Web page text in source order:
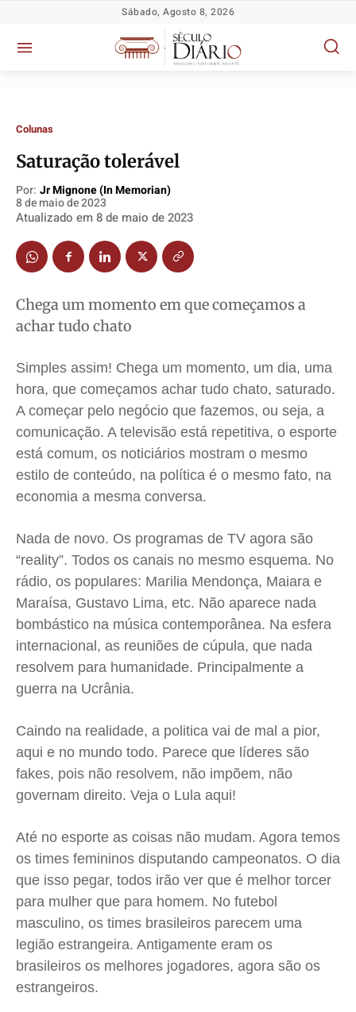
Política
Socioeconômicas
Justiça
Segurança
Meio Ambiente
Direitos
Economia
Cultura
Colunas
Gustavo Bastos
Jr Mignone (in memorian)
Wanda Sily
Publicidade Legal
Anuncie
Expediente
Contato
Anuncie
Privacidade
Política
Socioeconômicas
Justiça
Segurança
Meio Ambiente
Direitos
Economia
Cultura
Colunas
Gustavo Bastos
Jr Mignone (in memorian)
Wanda Sily
Publicidade Legal
Anuncie
Expediente
Contato
Anuncie
Privacidade
Política
Socioeconômicas
Justiça
Segurança
Meio Ambiente
Direitos
Economia
Cultura
Colunas
Gustavo Bastos
Jr Mignone (in memorian)
Wanda Sily
Publicidade Legal
Anuncie
Expediente
Contato
Anuncie
Privacidade
Política
Socioeconômicas
Justiça
Segurança
Meio Ambiente
Direitos
Economia
Cultura
Colunas
Gustavo Bastos
Jr Mignone (in memorian)
Wanda Sily
Publicidade Legal
Anuncie
Expediente
Contato
Anuncie
Privacidade
Sábado, Agosto 8, 2026
Colunas
Saturação tolerável
Por: Jr Mignone (in Memorian)
8 de maio de 2023
Atualizado em 8 de maio de 2023
Chega um momento em que começamos a
achar tudo chato
Simples assim! Chega um momento, um dia, uma
hora, que começamos achar tudo chato, saturado.
A começar pelo negócio que fazemos, ou seja, a
comunicação. A televisão está repetitiva, o esporte
está comum, os noticiários mostram o mesmo
estilo de conteúdo, na política é o mesmo fato, na
economia a mesma conversa.
Nada de novo. Os programas de TV agora são
“reality”. Todos os canais no mesmo esquema. No
rádio, os populares: Marilia Mendonça, Maiara e
Maraísa, Gustavo Lima, etc. Não aparece nada
bombástico na música contemporânea. Na esfera
internacional, as reuniões de cúpula, que nada
resolvem para humanidade. Principalmente a
guerra na Ucrânia.
Caindo na realidade, a politica vai de mal a pior,
aqui e no mundo todo. Parece que líderes são
fakes, pois não resolvem, não impõem, não
governam direito. Veja o Lula aqui!
Até no esporte as coisas não mudam. Agora temos
os times femininos disputando campeonatos. O dia
que isso pegar, todos irão ver que é melhor torcer
para mulher que para homem. No futebol
masculino, os times brasileiros parecem uma
legião estrangeira. Antigamente eram os
brasileiros os melhores jogadores, agora são os
estrangeiros.